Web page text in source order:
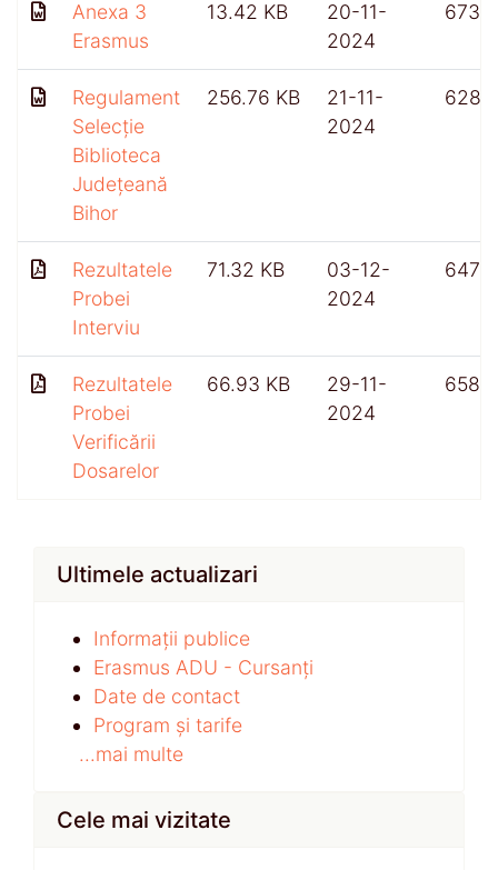
Anexa 3
Erasmus
13.42 KB
20-11-
2024
673
Regulament
Selecție
Biblioteca
Județeană
Bihor
256.76 KB
21-11-
2024
628
Rezultatele
Probei
Interviu
71.32 KB
03-12-
2024
647
Rezultatele
Probei
Verificării
Dosarelor
66.93 KB
29-11-
2024
658
Ultimele actualizari
Informații publice
Erasmus ADU - Cursanți
Date de contact
Program și tarife
...mai multe
Cele mai vizitate